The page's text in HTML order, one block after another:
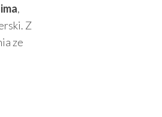
,
Z
ze